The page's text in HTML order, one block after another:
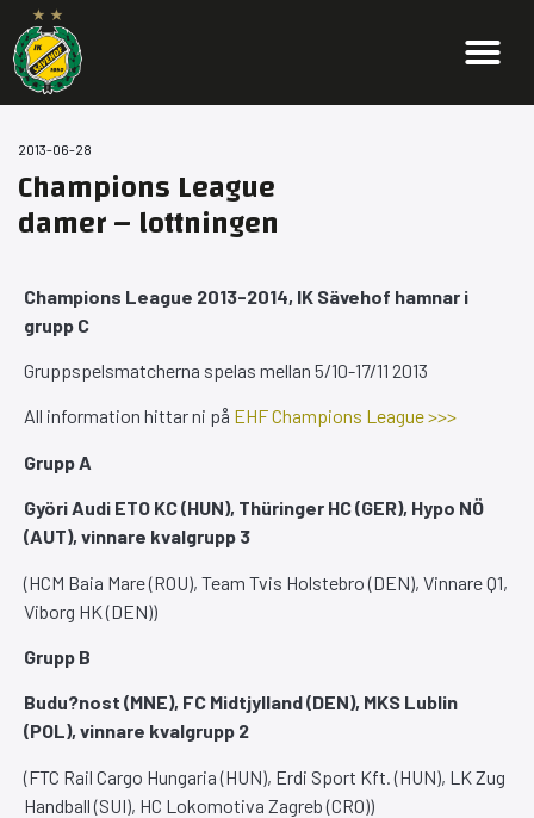
2013-06-28
Champions League
damer – lottningen
Champions League 2013-2014, IK Sävehof hamnar i
grupp C
Gruppspelsmatcherna spelas mellan 5/10-17/11 2013
All information hittar ni på EHF Champions League >>>
Grupp A
Györi Audi ETO KC (HUN), Thüringer HC (GER), Hypo NÖ
(AUT), vinnare kvalgrupp 3
(HCM Baia Mare (ROU), Team Tvis Holstebro (DEN), Vinnare Q1,
Viborg HK (DEN))
Grupp B
Budu?nost (MNE), FC Midtjylland (DEN), MKS Lublin
(POL), vinnare kvalgrupp 2
(FTC Rail Cargo Hungaria (HUN), Erdi Sport Kft. (HUN), LK Zug
Handball (SUI), HC Lokomotiva Zagreb (CRO))